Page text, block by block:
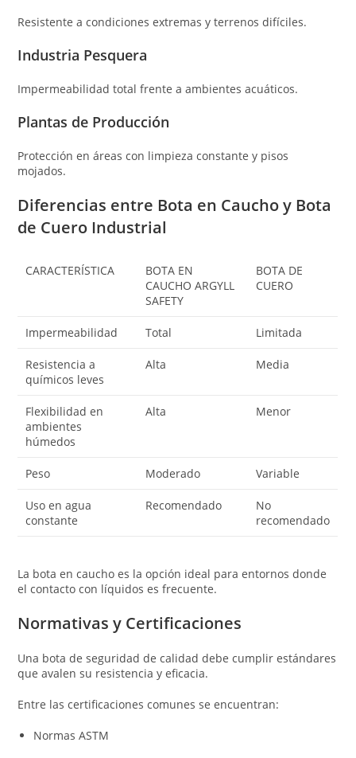
Resistente a condiciones extremas y terrenos difíciles.
Industria Pesquera
Impermeabilidad total frente a ambientes acuáticos.
Plantas de Producción
Protección en áreas con limpieza constante y pisos
mojados.
Diferencias entre Bota en Caucho y Bota
de Cuero Industrial
CARACTERÍSTICA
BOTA EN
CAUCHO ARGYLL
SAFETY
BOTA DE
CUERO
Impermeabilidad Total Limitada
Resistencia a
químicos leves
Alta Media
Flexibilidad en
ambientes
húmedos
Alta Menor
Peso Moderado Variable
Uso en agua
constante
Recomendado
No
recomendado
La bota en caucho es la opción ideal para entornos donde
el contacto con líquidos es frecuente.
Normativas y Certificaciones
Una bota de seguridad de calidad debe cumplir estándares
que avalen su resistencia y eficacia.
Entre las certificaciones comunes se encuentran:
Normas ASTM